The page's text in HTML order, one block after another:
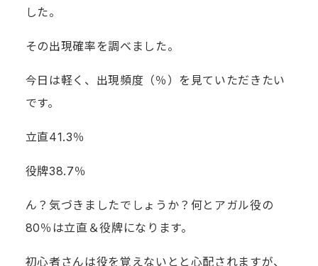
した。
その出現確率を調べました。
今日は軽く、出現頻度（％）を見ていただきたい
です。
立直41.3％
役牌38.7％
ん？気づきましたでしょうか？何とアガル役の
80％は立直＆役牌になります。
初心者さんは役を覚えないとと心配されますが、